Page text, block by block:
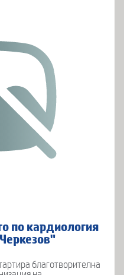
по кардиология
благотворителна